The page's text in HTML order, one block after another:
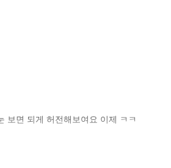
보면 되게 허전해보여요 이제 ㅋㅋ